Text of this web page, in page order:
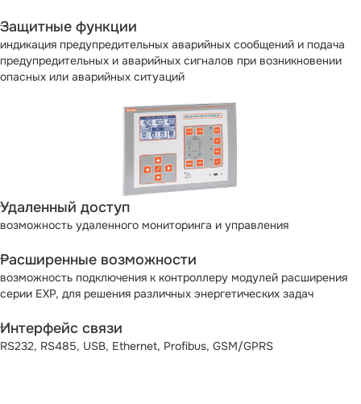
Защитные функции
индикация предупредительных аварийных сообщений и подача
предупредительных и аварийных сигналов при возникновении
опасных или аварийных ситуаций
Удаленный доступ
возможность удаленного мониторинга и управления
Расширенные возможности
возможность подключения к контроллеру модулей расширения
серии EXP, для решения различных энергетических задач
Интерфейс связи
RS232, RS485, USB, Ethernet, Profibus, GSM/GPRS